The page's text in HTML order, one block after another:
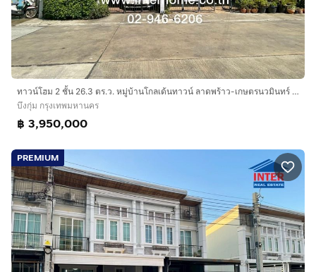
ภา โรงพยาบาลวิภาราม -นวมินทร์ โรงพยาบาลพญาไท-นว
มินทร์ โรงพยาบาลสินแพทย์ โรงพยาบาลนวเวช โรงพยาบาล
เกษมราษฏร์-รามคำแหง
การเดินทางสะดวกสบาย :
เข้า-ออก ได้หลายเส้นทาง
ถนนนวมินทร์42 ถนนประเสริฐมนูกิจ48 เชื่อมต่อได้หลาย
เกษตร-นวมินทร์
ใกล้จุดขึ้นทางด่วนรามอินทรา-อาจณรงค์ และถนนวงแหวน
กาญจนาภิเษก
บริษัท อินเตอร์โฮม เรียลตี้ เอสเตท จำกัด
Interhome Realty Estate
www.interhome.co.th
ทาวน์โฮม 2 ชั้น 26.3 ตร.ว. หมู่บ้านโกลเด้นทาวน์ ลาดพร้าว-เกษตรนวมินทร์ ซอยนวมินทร์42 แยก27 ถนนนวมินทร์ ถนนเสรีไทย เขตบึงกุ่ม กรุงเทพมหานคร
บึงกุ่ม กรุงเทพมหานคร
฿ 3,950,000
PREMIUM